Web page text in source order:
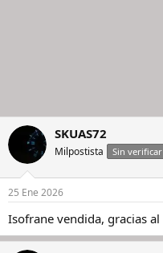
SKUAS72
Milpostista Sin verificar
25 Ene 2026
Isofrane vendida, gracias